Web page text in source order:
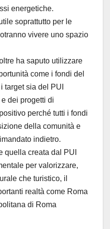
energetiche.
soprattutto per le
vivere uno spazio
ha saputo utilizzare
come i fondi del
target sia del PUI
dei progetti di
perché tutti i fondi
della comunità e
indietro.
quella creata dal PUI
per valorizzare,
che turistico, il
realtà come Roma
di Roma